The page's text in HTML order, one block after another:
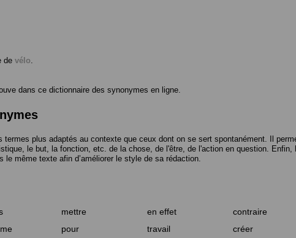
de vélo.
dans ce dictionnaire des synonymes en ligne.
termes plus adaptés au contexte que ceux dont on se sert spontanément. Il
le but, la fonction, etc. de la chose, de l'être, de l'action en question. Enfin,
le même texte afin d’améliorer le style de sa rédaction.
mettre en effet
contraire
pour travail créer